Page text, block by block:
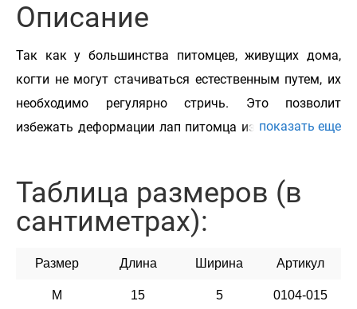
Описание
Так как у большинства питомцев, живущих дома,
когти не могут стачиваться естественным путем, их
необходимо регулярно стричь. Это позволит
избежать деформации лап питомца из-за чрезмерно
и других средних и крупных животных. Это
незаменимый и необходимый инструмент для ухода
длительное время будет оставаться достаточно
острым. Когтерез Bronzedog – незаменимая и
показать еще
Таблица размеров (в
сантиметрах):
Размер Длина Ширина Артикул
M 15 5 0104-015